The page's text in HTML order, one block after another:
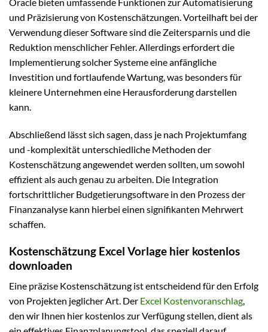
und Präzisierung von Kostenschätzungen. Vorteilhaft bei der
Verwendung dieser Software sind die Zeitersparnis und die
Reduktion menschlicher Fehler. Allerdings erfordert die
Implementierung solcher Systeme eine anfängliche
Investition und fortlaufende Wartung, was besonders für
kleinere Unternehmen eine Herausforderung darstellen
kann.
Abschließend lässt sich sagen, dass je nach Projektumfang
und -komplexität unterschiedliche Methoden der
Kostenschätzung angewendet werden sollten, um sowohl
effizient als auch genau zu arbeiten. Die Integration
fortschrittlicher Budgetierungsoftware in den Prozess der
Finanzanalyse kann hierbei einen signifikanten Mehrwert
schaffen.
Kostenschätzung Excel Vorlage hier kostenlos
downloaden
Eine präzise Kostenschätzung ist entscheidend für den Erfolg
von Projekten jeglicher Art. Der Excel Kostenvoranschlag,
den wir Ihnen hier kostenlos zur Verfügung stellen, dient als